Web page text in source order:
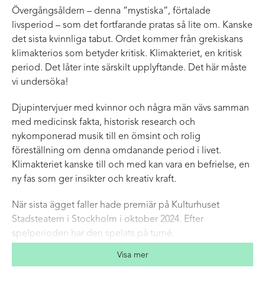
Övergångsåldern – denna ”mystiska”, förtalade
livsperiod – som det fortfarande pratas så lite om. Kanske
det sista kvinnliga tabut. Ordet kommer från grekiskans
klimakterios som betyder kritisk. Klimakteriet, en kritisk
period. Det låter inte särskilt upplyftande. Det här måste
vi undersöka!
Djupintervjuer med kvinnor och några män vävs samman
med medicinsk fakta, historisk research och
nykomponerad musik till en ömsint och rolig
föreställning om denna omdanande period i livet.
Klimakteriet kanske till och med kan vara en befrielse, en
ny fas som ger insikter och kreativ kraft.
När sista ägget faller hade premiär på Kulturhuset
Stadsteatern i Stockholm i oktober 2024. Efter
spelperioden har den spelats på turné.
Röster om föreställningen:Visa mer